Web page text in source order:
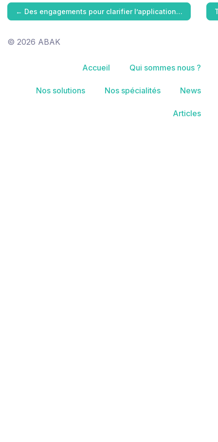
← Des engagements pour clarifier l’application…
© 2026 ABAK
Accueil Qui sommes nous ?
Nos solutions Nos spécialités News
Articles